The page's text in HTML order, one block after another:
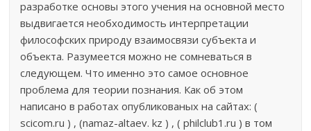
разработке основы этого учения на основной место
выдвигается необходимость интерпретации
философских природу взаимосвязи субъекта и
объекта. Разумеется можно не сомневаться в
следующем. Что именно это самое основное
проблема для теории познания. Как об этом
написано в работах опубликованых на сайтах: (
scicom.ru ) , (namaz-altaev. kz ) , ( philclub1.ru ) в том